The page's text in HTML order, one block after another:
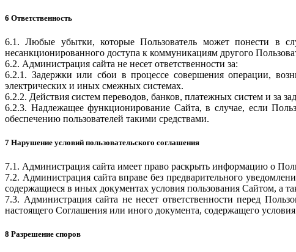
6 Ответственность
6.1. Любые убытки, которые Пользователь может понести в
несанкционированного доступа к коммуникациям другого
6.2. Администрация сайта не несет ответственности за:
6.2.1. Задержки или сбои в процессе совершения операции,
электрических и иных смежных системах.
6.2.2. Действия систем переводов, банков, платежных систем и за
6.2.3. Надлежащее функционирование Сайта, в случае, если
обеспечению пользователей такими средствами.
7 Нарушение условий пользовательского соглашения
7.1. Администрация сайта имеет право раскрыть информацию о
7.2. Администрация сайта вправе без предварительного
содержащиеся в иных документах условия пользования Сайтом, а
7.3. Администрация сайта не несет ответственности перед
настоящего Соглашения или иного документа, содержащего
8 Разрешение споров